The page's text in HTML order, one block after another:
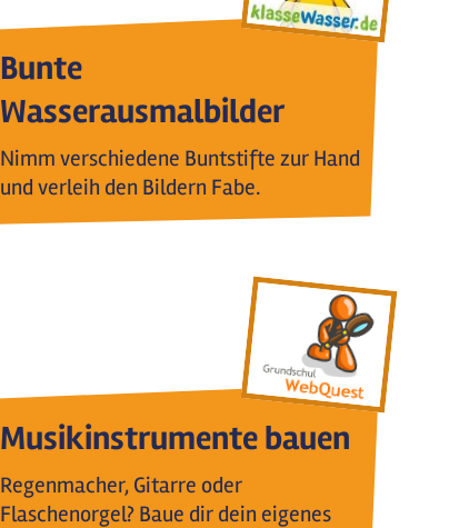
Bunte
Wasserausmalbilder
Nimm verschiedene Buntstifte zur Hand
und verleih den Bildern Fabe.
Musikinstrumente bauen
Regenmacher, Gitarre oder
Flaschenorgel? Baue dir dein eigenes